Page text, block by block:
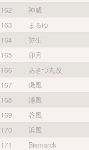
162
神威
163
まるゆ
164
弥生
165
卯月
166
あきつ丸改
167
磯風
168
浦風
169
谷風
170
浜風
171
Bismarck